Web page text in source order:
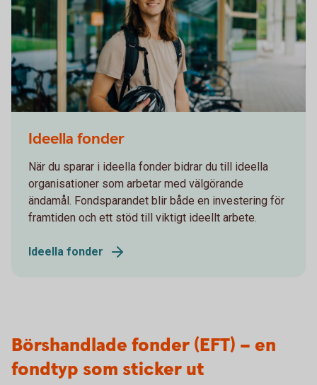
Ideella fonder
När du sparar i ideella fonder bidrar du till ideella
organisationer som arbetar med välgörande
ändamål. Fondsparandet blir både en investering för
framtiden och ett stöd till viktigt ideellt arbete.
Ideella fonder
Börshandlade fonder (EFT) – en
fondtyp som sticker ut